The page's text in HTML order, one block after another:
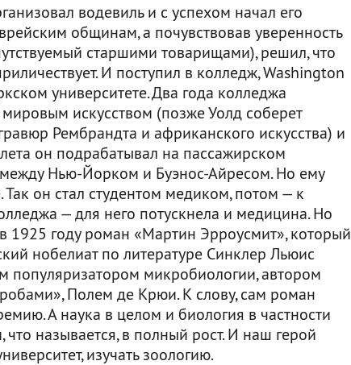
водевиль и с успехом начал его
общинам, а почувствовав уверенность
старшими товарищами), решил, что
И поступил в колледж, Washington
университете. Два года колледжа
искусством (позже Уолд соберет
Рембрандта и африканского искусства) и
он подрабатывал на пассажирском
Нью-Йорком и Буэнос-Айресом. Но ему
он стал студентом медиком, потом — к
— для него потускнела и медицина. Но
1925 году роман «Мартин Эрроусмит», который
нобелиат по литературе Синклер Льюис
популяризатором микробиологии, автором
Полем де Крюи. К слову, сам роман
А наука в целом и биология в частности
называется, в полный рост. И наш герой
изучать зоологию.